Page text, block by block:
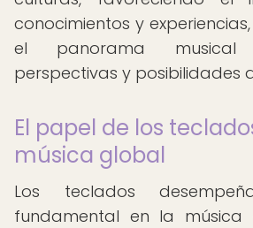
conocimientos y
el panorama musical
perspectivas y posibilidades
El papel de los
música global
Los teclados
fundamental en la música